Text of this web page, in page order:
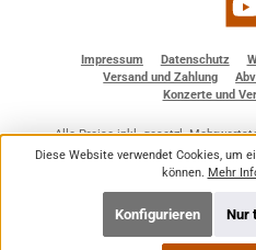
Impressum Datenschutz
Versand und Zahlung
Konzerte und
Alle Preise inkl. gesetzl.
Nachnahmegebühren,
© 2026 BF - Dienstleistungen - Alle
Diese Website verwendet Cookies, um
können. Mehr
Nur
Konfigurieren